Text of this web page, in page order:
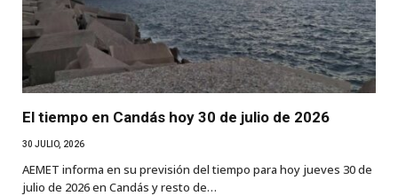
El tiempo en Candás hoy 30 de julio de 2026
30 JULIO, 2026
AEMET informa en su previsión del tiempo para hoy jueves 30 de
julio de 2026 en Candás y resto de…